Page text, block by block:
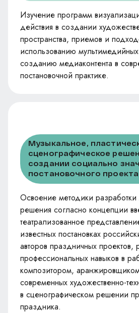
Изучение программ
действия в создании
пространства, приемов и
использованию
созданию медиаконтента в
постановочной практике.
Музыкальное,
сценографическое
создании социально
постановочного проекта
Освоение методики разработки
решения согласно концепции
театрализованное
известных постановках
авторов праздничных проектов,
профессиональных навыков в
композитором,
современных художественно-
в сценографическом решении
праздника.